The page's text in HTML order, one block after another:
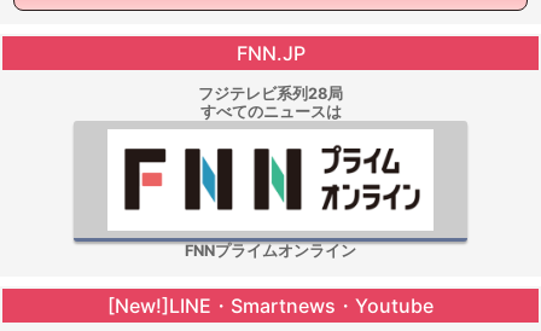
FNN.JP
フジテレビ系列28局
すべてのニュースは
FNNプライムオンライン
[New!]LINE・Smartnews・Youtube